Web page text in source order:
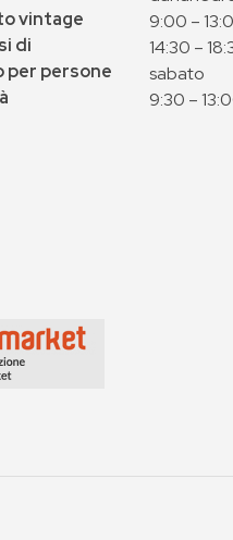
vintage
di
per persone
9:00 –
14:30 –
sabato
9:30 –